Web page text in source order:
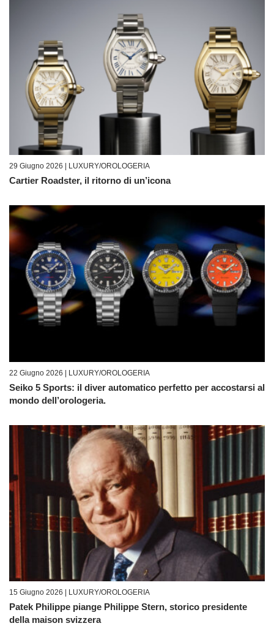
29 Giugno 2026 | LUXURY/OROLOGERIA
Cartier Roadster, il ritorno di un’icona
22 Giugno 2026 | LUXURY/OROLOGERIA
Seiko 5 Sports: il diver automatico perfetto per accostarsi al
mondo dell’orologeria.
15 Giugno 2026 | LUXURY/OROLOGERIA
Patek Philippe piange Philippe Stern, storico presidente
della maison svizzera